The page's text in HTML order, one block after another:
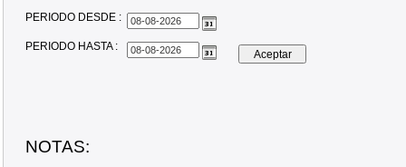
PERIODO DESDE :
PERIODO HASTA :
Aceptar
NOTAS: